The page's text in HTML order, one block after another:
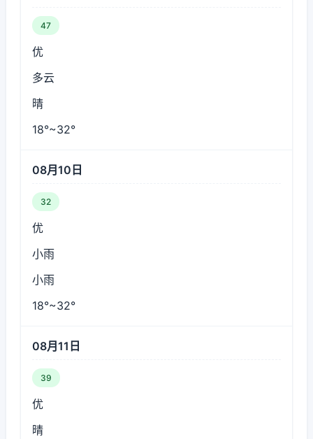
47
优
多云
晴
18°~32°
08月10日
32
优
小雨
小雨
18°~32°
08月11日
39
优
晴